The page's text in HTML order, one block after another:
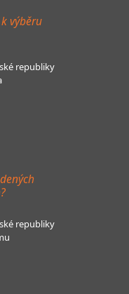
výběru
republiky
republiky